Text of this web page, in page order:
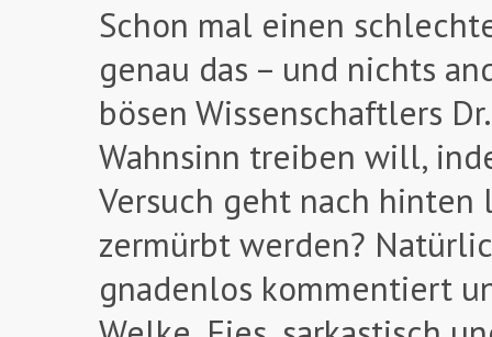
Schon mal einen
genau das – und nichts
bösen Wissenschaftlers
Wahnsinn treiben will,
Versuch geht nach
zermürbt werden?
gnadenlos kommentiert